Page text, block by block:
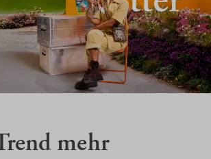
mehr